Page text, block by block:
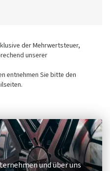
der Mehrwertsteuer,
unserer
entnehmen Sie bitte den
und über uns